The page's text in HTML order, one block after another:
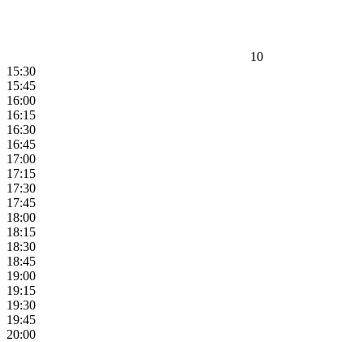
10
15:30
15:45
16:00
16:15
16:30
16:45
17:00
17:15
17:30
17:45
18:00
18:15
18:30
18:45
19:00
19:15
19:30
19:45
20:00